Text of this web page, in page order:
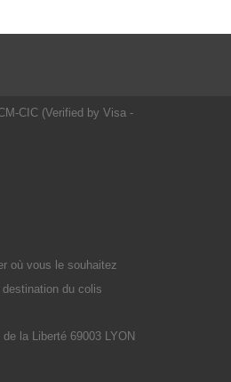
CIC (Verified by Visa -
où vous le souhaitez
du colis
la Liberté 69003 LYON